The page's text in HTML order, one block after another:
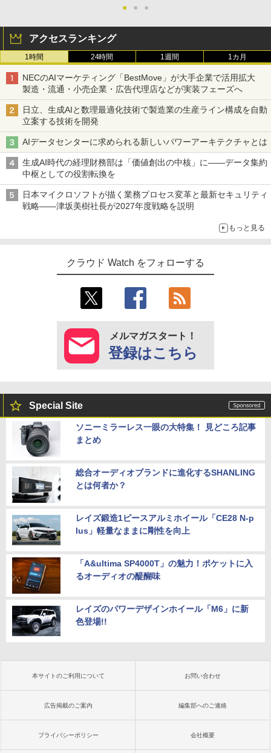
●
● ●
アクセスランキング
1時間 24時間 1週間 1カ月
NECのAIマーケティング「BestMove」が大手企業で活用拡大
製造・流通・小売企業・広告代理店などが実装フェーズへ
日立、生成AIと数理最適化技術で製造業の生産ライン構成を自動
立案する技術を開発
AIデータセンターに求められる新しいパワーアーキテクチャとは
生成AI時代の経理財務部は「価値創出の中核」に――データ集約
中枢としての役割転換を
日本マイクロソフトが描く業務プロセス変革と最新セキュリティ
戦略――津坂美樹社長が2027年度戦略を説明
もっと見る
クラウド Watch をフォローする
メルマガスタート！
登録はこちら
Special Site
ソニーミラーレス一眼の大特集！ 見どころ記事
まとめ
総合オーディオブランドに進化するSHANLING
とは何者か？
レイズ鍛造1ピースアルミホイール「CE28 N-p
lus」軽量なままに剛性を向上
「A&ultima SP4000T」の魅力！ポケットに入
るオーディオの醍醐味
レイズのパワーデザインホイール「M6」に新
色登場!!
本サイトのご利用について お問い合わせ
広告掲載のご案内 編集部へのご連絡
プライバシーポリシー 会社概要